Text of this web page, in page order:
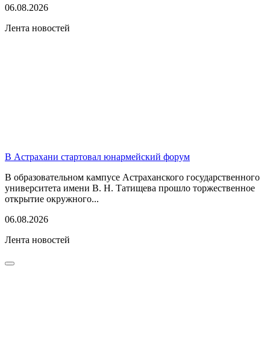
06.08.2026
Лента новостей
В Астрахани стартовал юнармейский форум
В образовательном кампусе Астраханского государственного
университета имени В. Н. Татищева прошло торжественное
открытие окружного...
06.08.2026
Лента новостей